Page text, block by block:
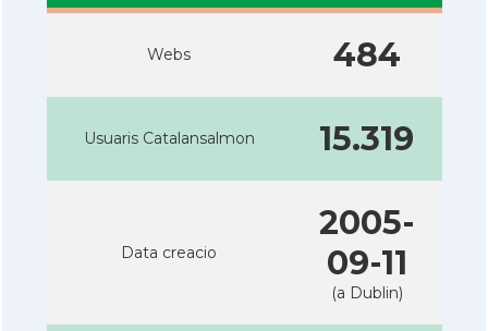
Webs 484
Usuaris Catalansalmon 15.319
Data creacio
2005-
09-11
(a Dublin)